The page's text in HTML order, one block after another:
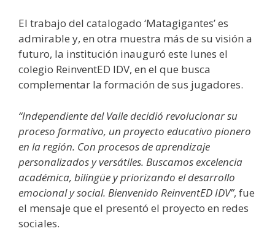
El trabajo del catalogado ‘Matagigantes’ es
admirable y, en otra muestra más de su visión a
futuro, la institución inauguró este lunes el
colegio ReinventED IDV, en el que busca
complementar la formación de sus jugadores.
“Independiente del Valle decidió revolucionar su
proceso formativo, un proyecto educativo pionero
en la región. Con procesos de aprendizaje
personalizados y versátiles. Buscamos excelencia
académica, bilingüe y priorizando el desarrollo
emocional y social. Bienvenido ReinventED IDV”, fue
el mensaje que el presentó el proyecto en redes
sociales.